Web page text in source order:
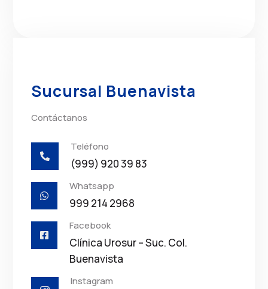
Sucursal Buenavista
Contáctanos

Teléfono
(999) 920 39 83

Whatsapp
999 214 2968

Facebook
Clínica Urosur – Suc. Col.
Buenavista
Instagram